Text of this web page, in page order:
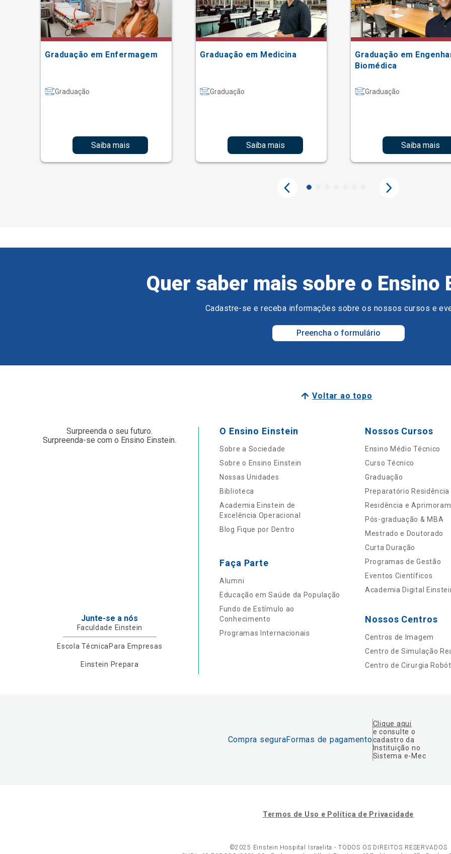
Graduação em Enfermagem
Graduação
Saiba mais
Graduação em Medicina
Graduação
Saiba mais
Graduação em
Biomédica
Graduação
Saiba mais
Quer saber mais sobre o Ensino
Cadastre-se e receba informações sobre os nossos cursos e
Preencha o formulário
Voltar ao topo
Surpreenda o seu futuro.
Surpreenda-se com o Ensino Einstein.
Junte-se a nós
Faculdade Einstein
Escola Técnica Para Empresas
Einstein Prepara
O Ensino Einstein
Sobre a Sociedade
Sobre o Ensino Einstein
Nossas Unidades
Biblioteca
Academia Einstein de
Excelência Operacional
Blog Fique por Dentro
Faça Parte
Alumni
Educação em Saúde da População
Fundo de Estímulo ao
Conhecimento
Programas Internacionais
Nossos Cursos
Ensino Médio Técnico
Curso Técnico
Graduação
Preparatório Residência
Residência e
Pós-graduação & MBA
Mestrado e Doutorado
Curta Duração
Programas de Gestão
Eventos Científicos
Academia Digital
Nossos Centros
Centros de Imagem
Centro de Simulação
Centro de Cirurgia
Compra seguraFormas de pagamento
Clique aqui
e consulte o
cadastro da
Instituição no
Sistema e-Mec
Termos de Uso e Política de Privacidade
©2025 Einstein Hospital Israelita - TODOS OS DIREITOS RESERVADOS